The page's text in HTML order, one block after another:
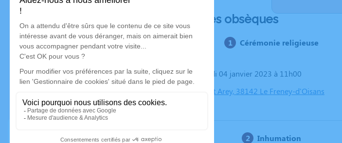
Déroulé des obsèques
Cérémonie religieuse
Le mercredi 04 janvier 2023 à 11h00
Église Saint Arey, 38142 Le Freney-d'Oisans
Inhumation